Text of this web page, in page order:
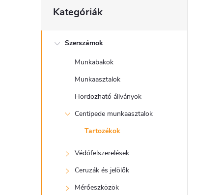
l
átugrása
Kategóriák
Szerszámok
Munkabakok
Munkaasztalok
Hordozható állványok
Centipede munkaasztalok
Tartozékok
Védőfelszerelések
Ceruzák és jelölők
Mérőeszközök